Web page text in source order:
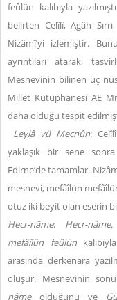
feûlün kalıbıyla
belirten Celîlî, Agâh
Nizâmî’yi izlemiştir.
ayrıntıları atarak,
Mesnevinin bilinen üç
Millet Kütüphanesi AE
daha olduğu tespit
Leylâ vü Mecnûn:
yaklaşık bir sene
Edirne’de tamamlar.
mesnevi, mefâîlün
otuz iki beyit olan eserin
Hecr-nâme: Hecr-nâme,
mefâîlün
feûlün
arasında derkenara
oluşur. Mesnevinin
nâmeolduğunu ve